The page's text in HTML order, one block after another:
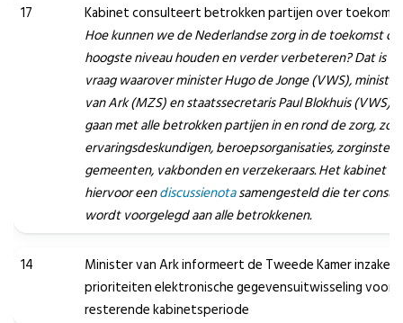
17
Kabinet consulteert betrokken partijen over
Hoe kunnen we de Nederlandse zorg in de toekomst
hoogste niveau houden en verder verbeteren? Dat is
vraag waarover minister Hugo de Jonge (VWS), minister
van Ark (MZS) en staatssecretaris Paul Blokhuis (VWS)
gaan met alle betrokken partijen in en rond de zorg,
ervaringsdeskundigen, beroepsorganisaties,
gemeenten, vakbonden en verzekeraars. Het kabinet
hiervoor eendiscussienotasamengesteld die ter
wordt voorgelegd aan alle betrokkenen.
14
Minister van Ark informeert de Tweede Kamer inzake
prioriteiten elektronische gegevensuitwisseling voor
resterende kabinetsperiode